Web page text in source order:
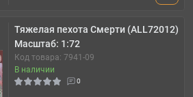
Тяжелая пехота Смерти (ALL72012)
Масштаб: 1:72
Код товара: 7941-09
В наличии
0